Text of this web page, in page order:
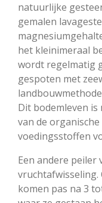
natuurlijke
gemalen
het kleinimeraal
wordt regelmatig
gespoten met
Dit bodemleven
van de
voedingsstoffen
Een andere peiler
vruchtafwisseling.
komen pas na 3